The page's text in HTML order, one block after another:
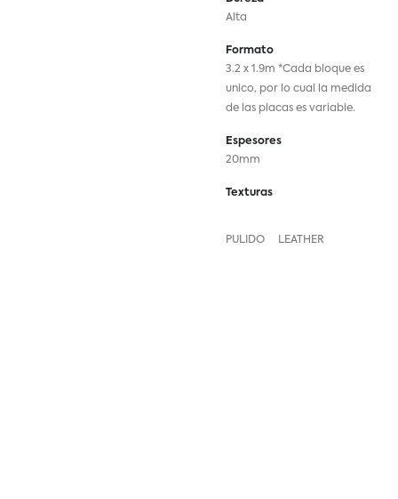
Alta
Formato
3.2 x 1.9m *Cada bloque es
unico, por lo cual la medida
de las placas es variable.
Espesores
20mm
Texturas
PULIDO LEATHER